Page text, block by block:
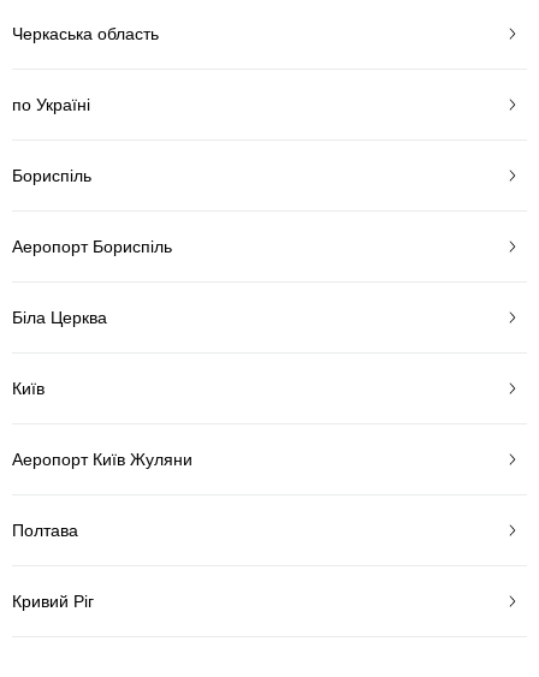
Черкаська область
по Україні
Бориспіль
Аеропорт Бориспіль
Біла Церква
Київ
Аеропорт Київ Жуляни
Полтава
Кривий Ріг